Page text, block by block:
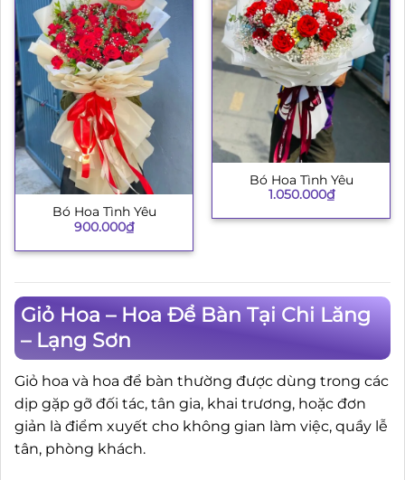
Bó Hoa Tình Yêu
900.000₫
Bó Hoa Tình Yêu
1.050.000₫
Giỏ Hoa – Hoa Để Bàn Tại Chi Lăng
– Lạng Sơn
Giỏ hoa và hoa để bàn thường được dùng trong các
dịp gặp gỡ đối tác, tân gia, khai trương, hoặc đơn
giản là điểm xuyết cho không gian làm việc, quầy lễ
tân, phòng khách.